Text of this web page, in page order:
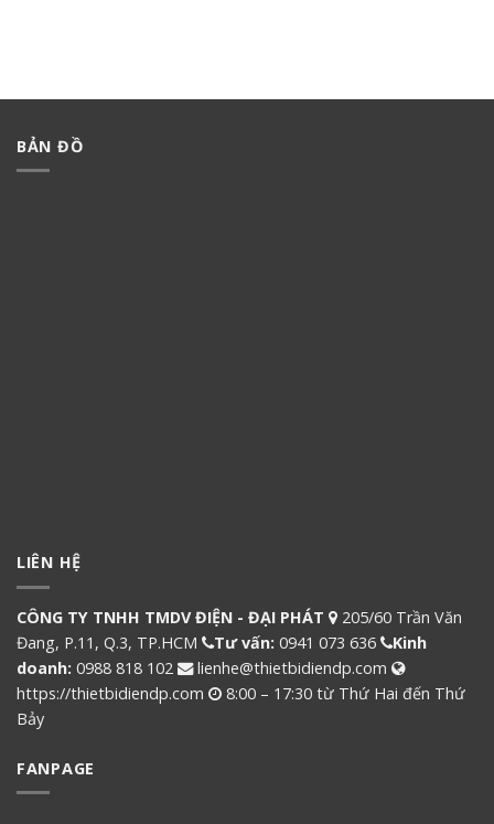
BẢN ĐỒ
LIÊN HỆ
CÔNG TY TNHH TMDV ĐIỆN - ĐẠI PHÁT
205/60 Trần Văn
Đang, P.11, Q.3, TP.HCM
Tư vấn: 0941 073 636
Kinh
doanh: 0988 818 102
lienhe@thietbidiendp.com
https://thietbidiendp.com
8:00 – 17:30 từ Thứ Hai đến Thứ
Bảy
FANPAGE